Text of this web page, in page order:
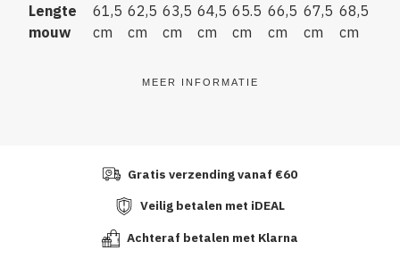
Lengte
mouw
61,5
cm
62,5
cm
63,5
cm
64,5
cm
65.5
cm
66,5
cm
67,5
cm
68,5
cm
MEER INFORMATIE
Gratis verzending vanaf €60
Veilig betalen met iDEAL
Achteraf betalen met Klarna